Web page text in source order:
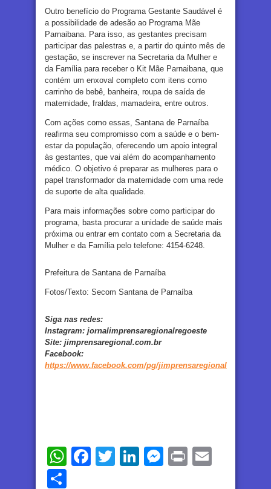
Outro benefício do Programa Gestante Saudável é
a possibilidade de adesão ao Programa Mãe
Parnaibana. Para isso, as gestantes precisam
participar das palestras e, a partir do quinto mês de
gestação, se inscrever na Secretaria da Mulher e
da Família para receber o Kit Mãe Parnaibana, que
contém um enxoval completo com itens como
carrinho de bebê, banheira, roupa de saída de
maternidade, fraldas, mamadeira, entre outros.
Com ações como essas, Santana de Parnaíba
reafirma seu compromisso com a saúde e o bem-
estar da população, oferecendo um apoio integral
às gestantes, que vai além do acompanhamento
médico. O objetivo é preparar as mulheres para o
papel transformador da maternidade com uma rede
de suporte de alta qualidade.
Para mais informações sobre como participar do
programa, basta procurar a unidade de saúde mais
próxima ou entrar em contato com a Secretaria da
Mulher e da Família pelo telefone: 4154-6248.
Prefeitura de Santana de Parnaíba
Fotos/Texto: Secom Santana de Parnaíba
Siga nas redes:
Instagram: jornalimprensaregionalregoeste
Site: jimprensaregional.com.br
Facebook:
https://www.facebook.com/pg/jimprensaregional
WhatsApp
Facebook
TwitterLinkedIn
Messenger
Print